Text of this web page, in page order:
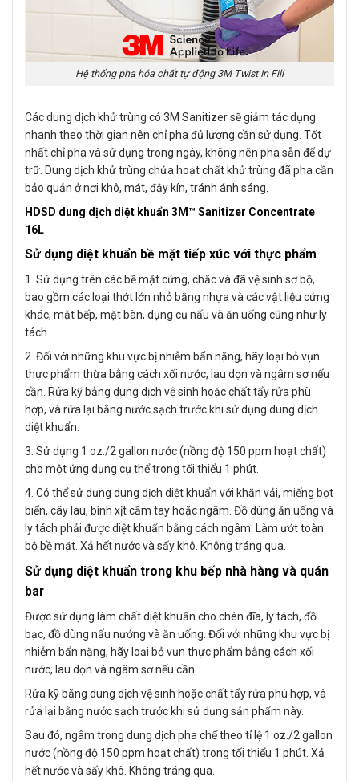
Hệ thống pha hóa chất tự động 3M Twist In Fill
Các dung dịch khử trùng có 3M Sanitizer sẽ giảm tác dụng
nhanh theo thời gian nên chỉ pha đủ lượng cần sử dụng. Tốt
nhất chỉ pha và sử dụng trong ngày, không nên pha sẵn để dự
trữ. Dung dịch khử trùng chứa hoạt chất khử trùng đã pha cần
bảo quản ở nơi khô, mát, đậy kín, tránh ánh sáng.
HDSD dung dịch diệt khuẩn 3M™ Sanitizer Concentrate
16L
Sử dụng diệt khuẩn bề mặt tiếp xúc với thực phẩm
1. Sử dụng trên các bề mặt cứng, chắc và đã vệ sinh sơ bộ,
bao gồm các loại thớt lớn nhỏ bằng nhựa và các vật liệu cứng
khác, mặt bếp, mặt bàn, dụng cụ nấu và ăn uống cũng như ly
tách.
2. Đối với những khu vực bị nhiễm bẩn nặng, hãy loại bỏ vụn
thực phẩm thừa bằng cách xối nước, lau dọn và ngâm sơ nếu
cần. Rửa kỹ bằng dung dịch vệ sinh hoặc chất tẩy rửa phù
hợp, và rửa lại bằng nước sạch trước khi sử dụng dung dịch
diệt khuẩn.
3. Sử dụng 1 oz./2 gallon nước (nồng độ 150 ppm hoạt chất)
cho một ứng dụng cụ thể trong tối thiểu 1 phút.
4. Có thể sử dụng dung dịch diệt khuẩn với khăn vải, miếng bọt
biển, cây lau, bình xịt cầm tay hoặc ngâm. Đồ dùng ăn uống và
ly tách phải được diệt khuẩn bằng cách ngâm. Làm ướt toàn
bộ bề mặt. Xả hết nước và sấy khô. Không tráng qua.
Sử dụng diệt khuẩn trong khu bếp nhà hàng và quán
bar
Được sử dụng làm chất diệt khuẩn cho chén đĩa, ly tách, đồ
bạc, đồ dùng nấu nướng và ăn uống. Đối với những khu vực bị
nhiễm bẩn nặng, hãy loại bỏ vụn thực phẩm bằng cách xối
nước, lau dọn và ngâm sơ nếu cần.
Rửa kỹ bằng dung dịch vệ sinh hoặc chất tẩy rửa phù hợp, và
rửa lại bằng nước sạch trước khi sử dụng sản phẩm này.
Sau đó, ngâm trong dung dịch pha chế theo tỉ lệ 1 oz./2 gallon
nước (nồng độ 150 ppm hoạt chất) trong tối thiểu 1 phút. Xả
hết nước và sấy khô. Không tráng qua.